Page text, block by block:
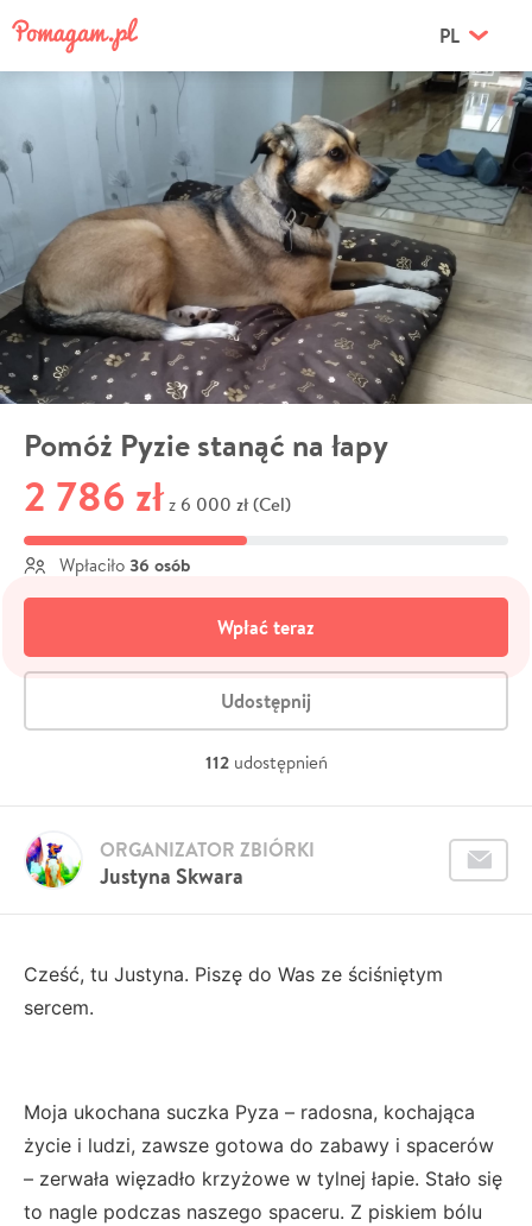
PL
Pomóż Pyzie stanąć na łapy
2 786 zł z 6 000 zł (Cel)
Wpłaciło 36 osób
Wpłać teraz
Udostępnij
112 udostępnień
Justyna Skwara
ORGANIZATOR ZBIÓRKI
Cześć, tu Justyna. Piszę do Was ze ściśniętym
sercem.
Moja ukochana suczka Pyza – radosna, kochająca
życie i ludzi, zawsze gotowa do zabawy i spacerów
– zerwała więzadło krzyżowe w tylnej łapie. Stało się
to nagle podczas naszego spaceru. Z piskiem bólu